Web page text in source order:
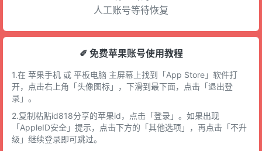
人工账号等待恢复
✐ 免费苹果账号使用教程
1.在 苹果手机 或 平板电脑 主屏幕上找到「App Store」软件打
开，点击右上角「头像图标」，下滑到最下面，点击「退出登
录」。
2.复制粘贴id818分享的苹果id，点击「登录」。如果出现
「AppleID安全」提示，点击下方的「其他选项」，再点击「不升
级」继续登录即可跳过。